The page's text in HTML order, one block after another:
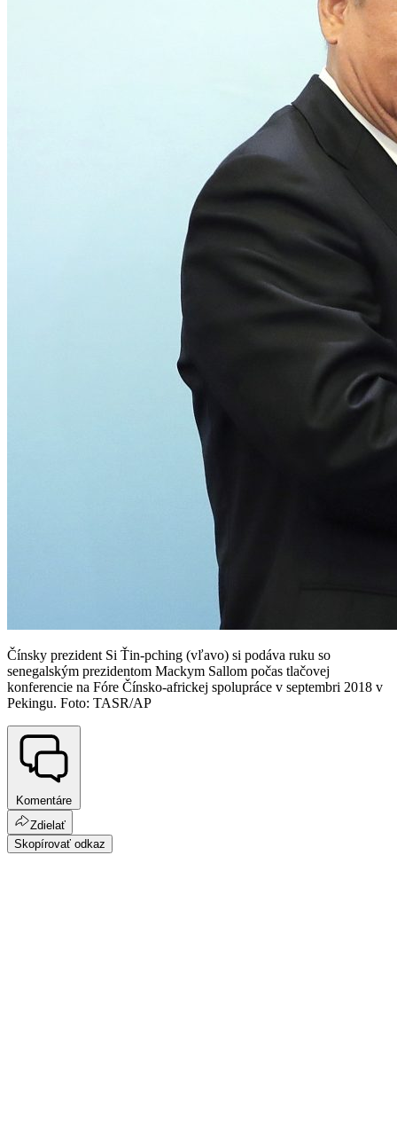
Čínsky prezident Si Ťin-pching (vľavo) si podáva ruku so
senegalským prezidentom Mackym Sallom počas tlačovej
konferencie na Fóre Čínsko-africkej spolupráce v septembri 2018 v
Pekingu. Foto: TASR/AP
Komentáre
Zdielať
Skopírovať odkaz